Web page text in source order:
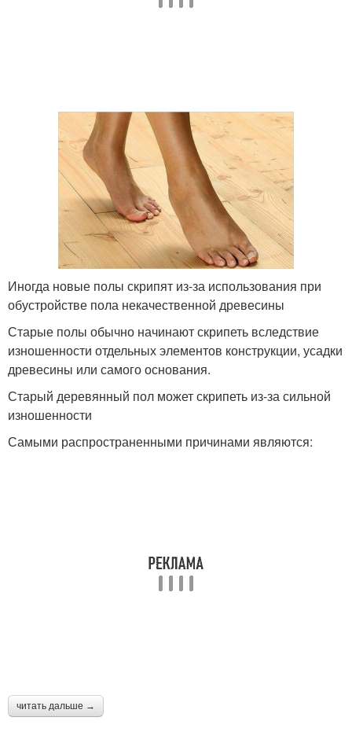
Иногда новые полы скрипят из-за использования при
обустройстве пола некачественной древесины
Старые полы обычно начинают скрипеть вследствие
изношенности отдельных элементов конструкции, усадки
древесины или самого основания.
Старый деревянный пол может скрипеть из-за сильной
изношенности
Самыми распространенными причинами являются:
читать дальше →